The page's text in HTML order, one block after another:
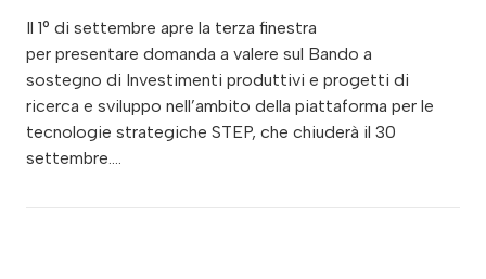
Il 1° di settembre apre la terza finestra
per presentare domanda a valere sul Bando a
sostegno di Investimenti produttivi e progetti di
ricerca e sviluppo nell’ambito della piattaforma per le
tecnologie strategiche STEP, che chiuderà il 30
settembre.…